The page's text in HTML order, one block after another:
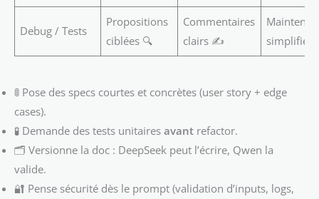
Debug / Tests
Propositions
ciblées 🔍
Commentaires
clairs ✍️
simplifiée
🚦 Pose des specs courtes et concrètes (user story + edge
cases).
🧪 Demande des tests unitaires avant refactor.
🗂️ Versionne la doc : DeepSeek peut l’écrire, Qwen la
valide.
🔐 Pense sécurité dès le prompt (validation d’inputs, logs,